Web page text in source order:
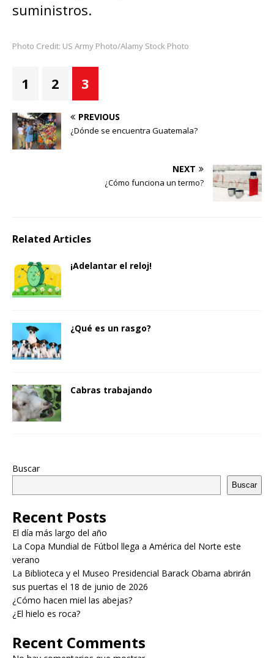
suministros.
Photo Credit: US Army Photo/Alamy Stock Photo
1 2 3
PREVIOUS
¿Dónde se encuentra Guatemala?
NEXT
¿Cómo funciona un termo?
Related Articles
¡Adelantar el reloj!
¿Qué es un rasgo?
Cabras trabajando
Buscar
Buscar
Recent Posts
El día más largo del año
La Copa Mundial de Fútbol llega a América del Norte este
verano
La Biblioteca y el Museo Presidencial Barack Obama abrirán
sus puertas el 18 de junio de 2026
¿Cómo hacen miel las abejas?
¿El hielo es roca?
Recent Comments